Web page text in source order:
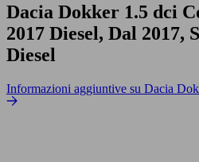
Dacia Dokker 1.5 dci
2017 Diesel, Dal 2017,
Diesel
Informazioni aggiuntive su Dacia